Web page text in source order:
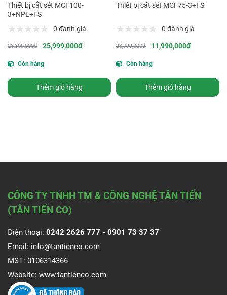
Thiết bị cắt sét MCF100-
3+NPE+FS
0 đánh giá
28,399,000đ 25,999,000đ
Còn hàng
Thêm giỏ hàng
Thiết bị cắt sét MCF75-3+FS
0 đánh giá
23,799,000đ 11,990,000đ
Còn hàng
Thêm giỏ hàng
CÔNG TY TNHH TM & CÔNG NGHỆ TÂN TIẾN
(TÂN TIẾN CO)
Điện thoại: 0242 2626 777 - 0901 73 37 37
Email: info@tantienco.com
MST: 0106314366
Website: www.tantienco.com